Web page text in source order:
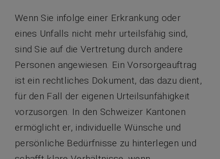
Wenn Sie infolge einer Erkrankung oder
eines Unfalls nicht mehr urteilsfähig sind,
sind Sie auf die Vertretung durch andere
Personen angewiesen. Ein Vorsorgeauftrag
ist ein rechtliches Dokument, das dazu dient,
für den Fall der eigenen Urteilsunfähigkeit
vorzusorgen. In den Schweizer Kantonen
ermöglicht er, individuelle Wünsche und
persönliche Bedürfnisse zu hinterlegen und